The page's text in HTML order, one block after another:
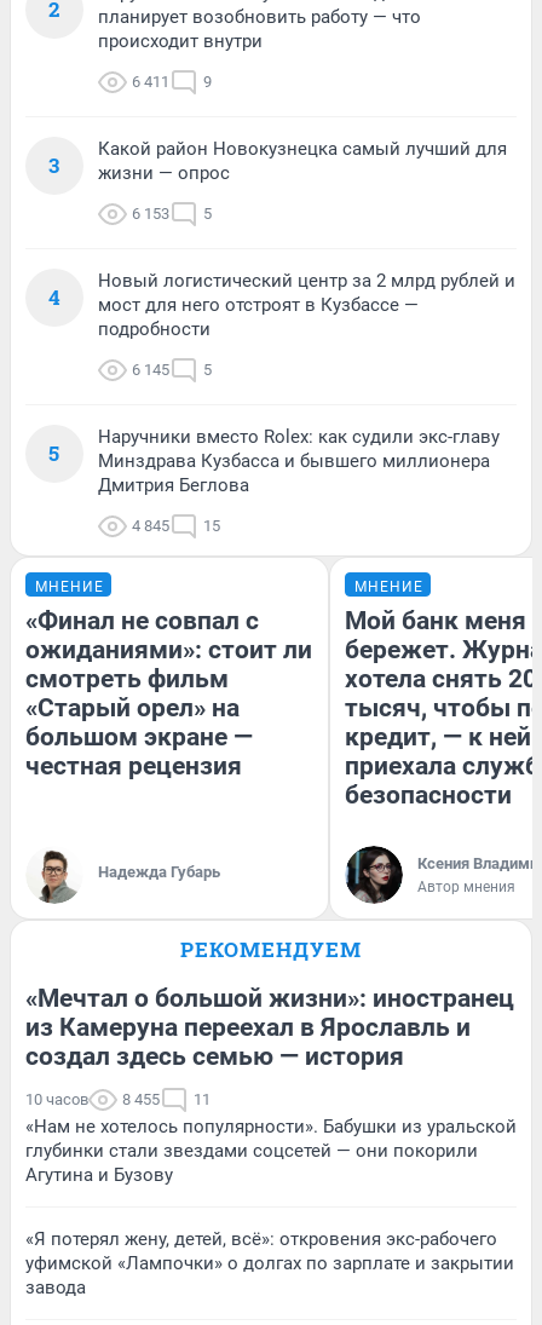
2
планирует возобновить работу — что
происходит внутри
6 411 9
3
Какой район Новокузнецка самый лучший для
жизни — опрос
6 153 5
4
Новый логистический центр за 2 млрд рублей и
мост для него отстроят в Кузбассе —
подробности
6 145 5
5
Наручники вместо Rolex: как судили экс-главу
Минздрава Кузбасса и бывшего миллионера
Дмитрия Беглова
4 845 15
МНЕНИЕ
«Финал не совпал с
ожиданиями»: стоит ли
смотреть фильм
«Старый орел» на
большом экране —
честная рецензия
Надежда Губарь
МНЕНИЕ
Мой банк меня
бережет.
хотела снять
тысяч, чтобы
кредит, — к
приехала
безопасности
Ксения
Автор мнения
РЕКОМЕНДУЕМ
«Мечтал о большой жизни»: иностранец
из Камеруна переехал в Ярославль и
создал здесь семью — история
10 часов 8 455 11
«Нам не хотелось популярности». Бабушки из уральской
глубинки стали звездами соцсетей — они покорили
Агутина и Бузову
«Я потерял жену, детей, всё»: откровения экс-рабочего
уфимской «Лампочки» о долгах по зарплате и закрытии
завода